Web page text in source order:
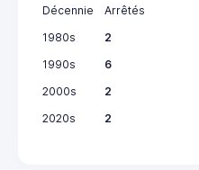
Décennie
Arrêtés
1980s
2
1990s
6
2000s
2
2020s
2